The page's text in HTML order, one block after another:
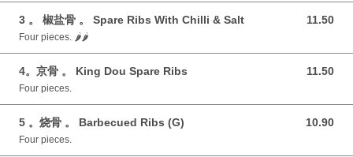
3 。 椒盐骨 。 Spare Ribs With Chilli & Salt 11.50
11.50 GBP
Four‎ pieces. 🌶️🌶️
4。京骨 。 King Dou Spare Ribs 11.50
11.50 GBP
Four pieces.
5 。烧骨 。 Barbecued Ribs (G) 10.90
10.90 GBP
Four pieces.